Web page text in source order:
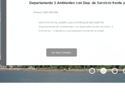
Departamento 3 Ambientes con Dep. de Servicio frente al Mar
VISTA FRONTAL al MAR sobre el PARQUE SAN MARTIN
Departamento de 3 ambientes con dependencia de servicio + 2
Cocheras + 1 Baulera La propiedad consta de un ampli
Precio: USD 380.000